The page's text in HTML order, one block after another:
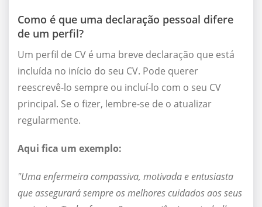
Como é que uma declaração pessoal difere
de um perfil?
Um perfil de CV é uma breve declaração que está
incluída no início do seu CV. Pode querer
reescrevê-lo sempre ou incluí-lo com o seu CV
principal. Se o fizer, lembre-se de o atualizar
regularmente.
Aqui fica um exemplo:
"Uma enfermeira compassiva, motivada e entusiasta
que assegurará sempre os melhores cuidados aos seus